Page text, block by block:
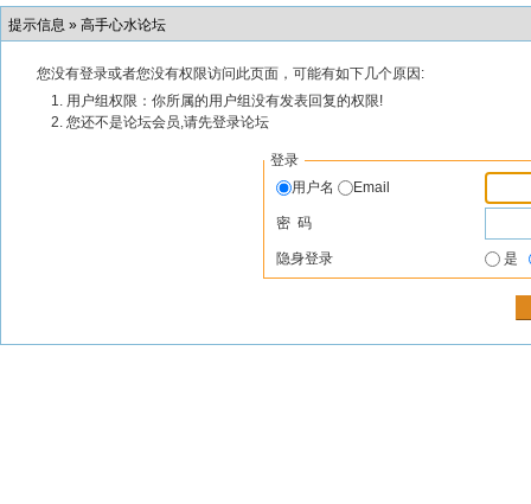
提示信息 » 高手心水论坛
您没有登录或者您没有权限访问此页面，可能有如下几个原因:
用户组权限：你所属的用户组没有发表回复的权限!
您还不是论坛会员,请先登录论坛
登录
用户名
Email
密 码
隐身登录 是